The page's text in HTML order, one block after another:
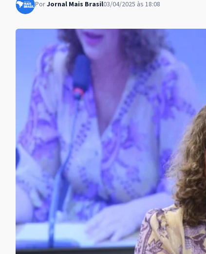
PorJornal Mais Brasil03/04/2025 às 18:08